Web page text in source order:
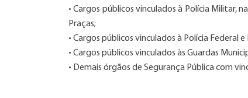
• Cargos públicos vinculados à Polícia Militar,
Praças;
• Cargos públicos vinculados à Polícia Federal
• Cargos públicos vinculados às Guardas
• Demais órgãos de Segurança Pública com